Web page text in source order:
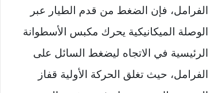
الفرامل، فإن الضغط من قدم الطيار عبر
الوصلة الميكانيكية يحرك مكبس الأسطوانة
الرئيسية في الاتجاه ليضغط السائل على
الفرامل، حيث تغلق الحركة الأولية قفاز